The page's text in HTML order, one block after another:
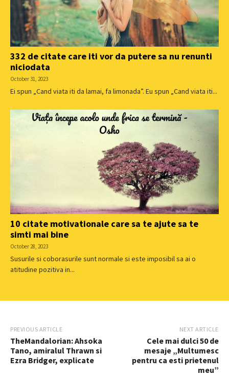
332 de citate care iti vor da putere sa nu renunti
niciodata
October 31, 2023
Ei spun „Cand viata iti da lamai, fa limonada”. Eu spun „Cand viata iti...
10 citate motivationale care sa te ajute sa te
simti mai bine
October 28, 2023
Susurile si coborasurile sunt normale si este imposibil sa ai o
atitudine pozitiva in...
PREVIOUS ARTICLE
TheMandalorian: Ahsoka
Tano, amiralul Thrawn si
Ezra Bridger, explicate
NEXT ARTICLE
Cele mai dulci 50 de
mesaje „Multumesc
pentru ca esti prietenul
meu”